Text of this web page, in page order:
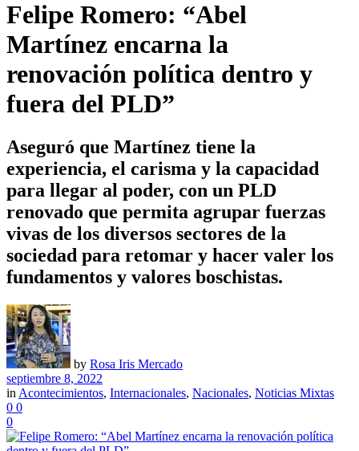
Felipe Romero: “Abel
Martínez encarna la
renovación política dentro y
fuera del PLD”
Aseguró que Martínez tiene la
experiencia, el carisma y la capacidad
para llegar al poder, con un PLD
renovado que permita agrupar fuerzas
vivas de los diversos sectores de la
sociedad para retomar y hacer valer los
fundamentos y valores boschistas.
by Rosa Iris Mercado
septiembre 8, 2022
in Acontecimientos, Internacionales, Nacionales, Noticias Mixtas
0 0
0